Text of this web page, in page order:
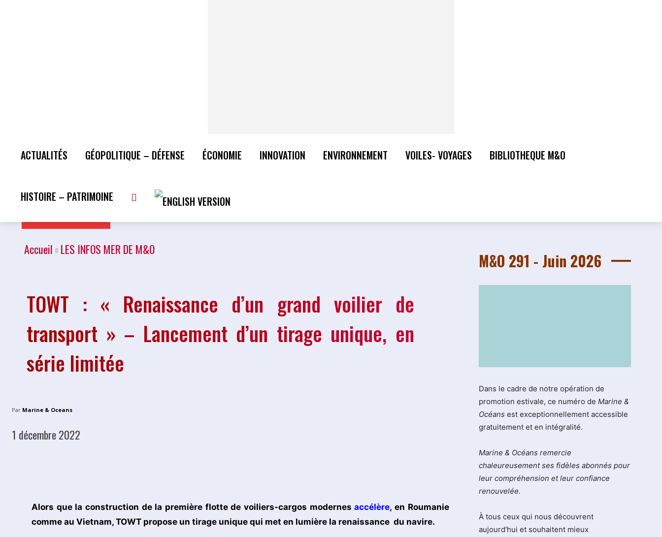
ACTUALITÉS GÉOPOLITIQUE – DÉFENSE ÉCONOMIE INNOVATION ENVIRONNEMENT VOILES- VOYAGES BIBLIOTHEQUE M&O
HISTOIRE – PATRIMOINE
Accueil LES INFOS MER DE M&O
TOWT : « Renaissance d’un grand voilier de
transport » – Lancement d’un tirage unique, en
série limitée
Par Marine & Oceans
1 décembre 2022
Alors que la construction de la première flotte de voiliers-cargos modernesaccélère, en Roumanie
comme au Vietnam, TOWT propose un tirage unique qui met en lumière la renaissance du navire.
M&O 291 - Juin 2026
Dans le cadre de notre opération de
promotion estivale, ce numéro de Marine &
Océans est exceptionnellement accessible
gratuitement et en intégralité.
Marine & Océans remercie
chaleureusement ses fidèles abonnés pour
leur compréhension et leur confiance
renouvelée.
À tous ceux qui nous découvrent
aujourd'hui et souhaitent mieux